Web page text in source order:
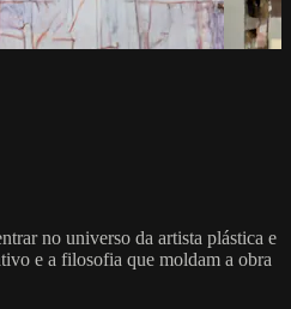
no universo da artista plástica e
e a filosofia que moldam a obra